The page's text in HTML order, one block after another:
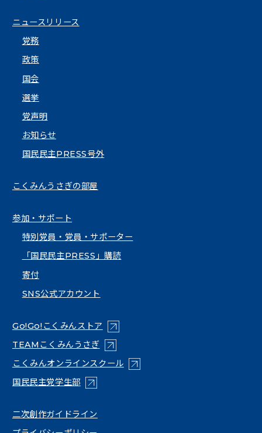
ニュースリリース
党務
政策
国会
選挙
党声明
お知らせ
国民民主PRESS号外
こくみんうさぎの部屋
参加・サポート
特別党員・党員・サポーター
「国民民主PRESS」購読
寄付
SNS公式アカウント
Go!Go!こくみんストア （新しいタブで開く）
TEAMこくみんうさぎ（新しいタブで開く）
こくみんオンラインスクール（新しいタブで開く）
国民民主党学生部（新しいタブで開く）
二次創作ガイドライン